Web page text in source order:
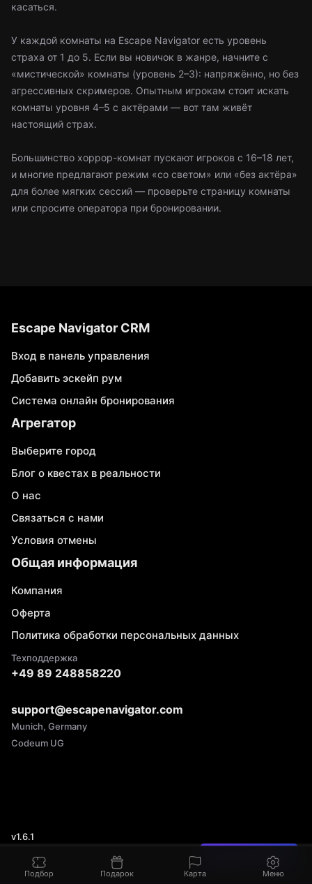
касаться.
У каждой комнаты на Escape Navigator есть уровень
страха от 1 до 5. Если вы новичок в жанре, начните с
«мистической» комнаты (уровень 2–3): напряжённо, но без
агрессивных скримеров. Опытным игрокам стоит искать
комнаты уровня 4–5 с актёрами — вот там живёт
настоящий страх.
Большинство хоррор-комнат пускают игроков с 16–18 лет,
и многие предлагают режим «со светом» или «без актёра»
для более мягких сессий — проверьте страницу комнаты
или спросите оператора при бронировании.
Нашли ошибку?
Escape Navigator CRM
Вход в панель управления
Добавить эскейп рум
Система онлайн бронирования
Агрегатор
Выберите город
Блог о квестах в реальности
О нас
Связаться с нами
Условия отмены
Общая информация
Компания
Оферта
Политика обработки персональных данных
Техподдержка
+49 89 248858220
support@escapenavigator.com
Munich, Germany
Codeum UG
v1.6.1
Подбор Подарок Карта Меню